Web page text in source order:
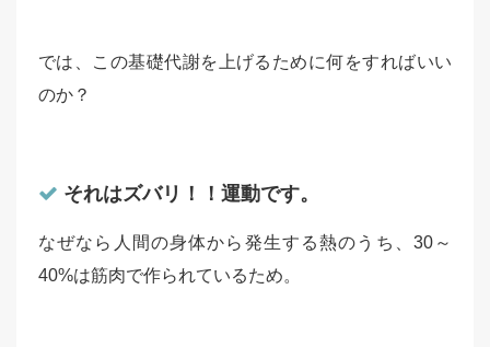
では、この基礎代謝を上げるために何をすればいい
のか？
それはズバリ！！運動です。
なぜなら人間の身体から発生する熱のうち、30～
40%は筋肉で作られているため。